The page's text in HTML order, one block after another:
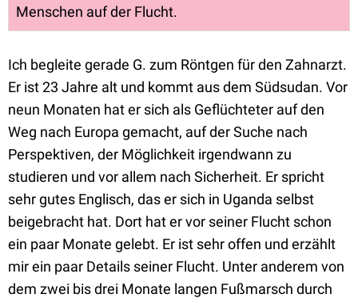
Menschen auf der Flucht.
Ich begleite gerade G. zum Röntgen für den Zahnarzt.
Er ist 23 Jahre alt und kommt aus dem Südsudan. Vor
neun Monaten hat er sich als Geflüchteter auf den
Weg nach Europa gemacht, auf der Suche nach
Perspektiven, der Möglichkeit irgendwann zu
studieren und vor allem nach Sicherheit. Er spricht
sehr gutes Englisch, das er sich in Uganda selbst
beigebracht hat. Dort hat er vor seiner Flucht schon
ein paar Monate gelebt. Er ist sehr offen und erzählt
mir ein paar Details seiner Flucht. Unter anderem von
dem zwei bis drei Monate langen Fußmarsch durch